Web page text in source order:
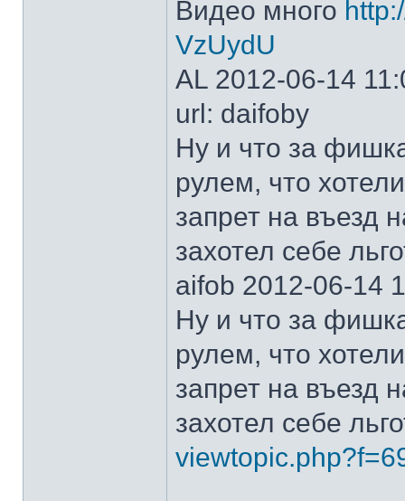
Видео много
VzUydU
AL 2012-06-14
url: daifobу
Ну и что за
рулем, что
запрет на въезд
захотел себе
aifob 2012-06-14
Ну и что за
рулем, что
запрет на въезд
захотел себе